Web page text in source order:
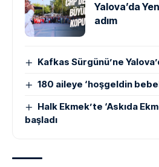
Yalova’da
adım
Kafkas Sürgünü’ne
180 aileye ‘hoşgeldin
Halk Ekmek’te ‘Askıda
başladı